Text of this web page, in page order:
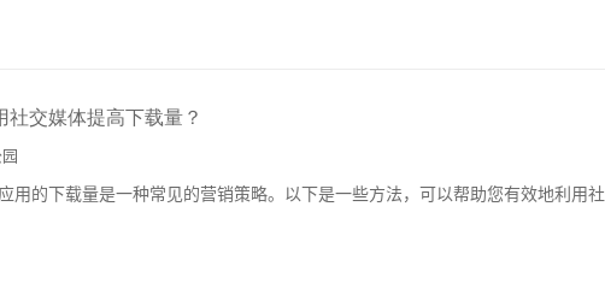
交媒体提高下载量？
用的下载量是一种常见的营销策略。以下是一些方法，可以帮助您有效地利用社